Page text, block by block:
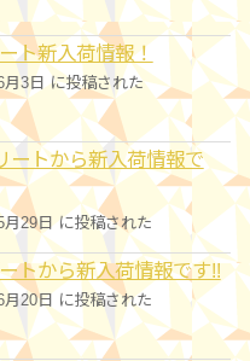
ト新入荷情報！
月3日 に投稿された
ートから新入荷情報で
月29日 に投稿された
トから新入荷情報です!!
月20日 に投稿された